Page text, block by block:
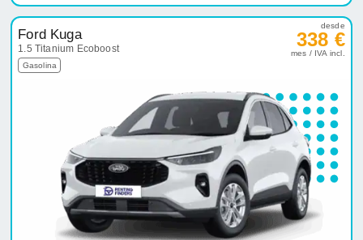
Ford Kuga
1.5 Titanium Ecoboost
Gasolina
desde
338 €
mes / IVA incl.